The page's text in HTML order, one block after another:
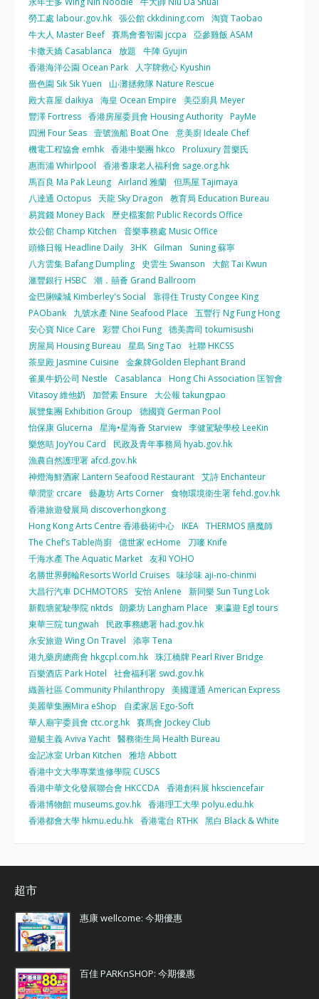
勞工處 labour.gov.hk 張公館 ckkdining.com
淘寶 Taobao
牛大人 Master Beef 賽馬會耆智園 jccpa
亞參雞飯 ASAM
卡撒天嬌 Casablanca
放題
牛陣 Gyujin
香港海洋公園 Ocean Park
人字牌救心 Kyushin
嗇色園 Sik Sik Yuen
山‧灘拯救隊 Nature Rescue
殿大喜屋 daikiya
海皇 Ocean Empire
美亞廚具 Meyer
豐澤 Fortress 香港房屋委員會 Housing Authority PayMe
四洲 Four Seas 壹號漁船 Boat One
意美廚 Ideale Chef
機電工程協會 emhk 香港中樂團 hkco
Proluxury 普樂氏
惠而浦 Whirlpool
香港耆康老人福利會 sage.org.hk
馬百良 Ma Pak Leung Airland 雅蘭 但馬屋 Tajimaya
八達通 Octopus
天龍 Sky Dragon
教育局 Education Bureau
易賞錢 Money Back
歷史檔案館 Public Records Office
炊公館 Champ Kitchen
音樂事務處 Music Office
頭條日報 Headline Daily 3HK Gilman
Suning 蘇寧
八方雲集 Bafang Dumpling
史雲生 Swanson
大館 Tai Kwun
滙豐銀行 HSBC
潮．囍薈 Grand Ballroom
金巴脷蠔城 Kimberley's Social
靠得住 Trusty Congee King
PAObank
九號水產 Nine Seafood Place
五豐行 Ng Fung Hong
安心寶 Nice Care
彩豐 Choi Fung 德美壽司 tokumisushi
房屋局 Housing Bureau
星島 Sing Tao
社聯 HKCSS
茶皇殿 Jasmine Cuisine
金象牌Golden Elephant Brand
雀巢牛奶公司 Nestle
Casablanca
Hong Chi Association 匡智會
Vitasoy 維他奶
加營素 Ensure
大公報 takungpao
展覽集團 Exhibition Group
德國寶 German Pool
怡保康 Glucerna
星海•星海薈 Starview 李健駕駛學校 LeeKin
樂悠咭 JoyYou Card
民政及青年事務局 hyab.gov.hk
漁農自然護理署 afcd.gov.hk
神燈海鮮酒家 Lantern Seafood Restaurant 艾詩 Enchanteur
華潤堂 crcare
藝趣坊 Arts Corner 食物環境衛生署 fehd.gov.hk
香港旅遊發展局 discoverhongkong
Hong Kong Arts Centre 香港藝術中心 IKEA THERMOS 膳魔師
The Chef’s Table尚廚 億世家 ecHome
刀嘜 Knife
千海水產 The Aquatic Market 友和 YOHO
名勝世界郵輪Resorts World Cruises 味珍味 aji-no-chinmi
大昌行汽車 DCHMOTORS 安怡 Anlene
新同樂 Sun Tung Lok
新觀塘駕駛學院 nktds 朗豪坊 Langham Place
東瀛遊 Egl tours
東華三院 tungwah
民政事務總署 had.gov.hk
永安旅遊 Wing On Travel
添寧 Tena
港九藥房總商會 hkgcpl.com.hk 珠江橋牌 Pearl River Bridge
百樂酒店 Park Hotel
社會福利署 swd.gov.hk
織善社區 Community Philanthropy 美國運通 American Express
美麗華集團Mira eShop
自柔家居 Ego-Soft
華人廟宇委員會 ctc.org.hk 賽馬會 Jockey Club
遊艇主義 Aviva Yacht 醫務衛生局 Health Bureau
金記冰室 Urban Kitchen
雅培 Abbott
香港中文大學專業進修學院 CUSCS
香港中華文化發展聯合會 HKCCDA 香港創科展 hksciencefair
香港博物館 museums.gov.hk 香港理工大學 polyu.edu.hk
香港都會大學 hkmu.edu.hk 香港電台 RTHK 黑白 Black & White
超市
惠康 wellcome: 今期優惠
百佳 PARKnSHOP: 今期優惠